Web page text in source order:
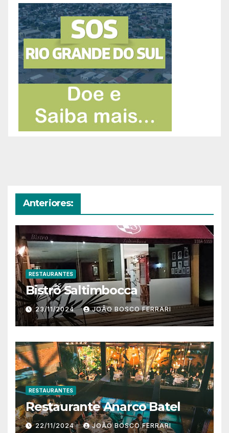
Anteriores:
RESTAURANTES
Bistrô Saltimbocca
23/11/2024 JOÃO BOSCO FERRARI
RESTAURANTES
Restaurante Anarco Batel
22/11/2024 JOÃO BOSCO FERRARI